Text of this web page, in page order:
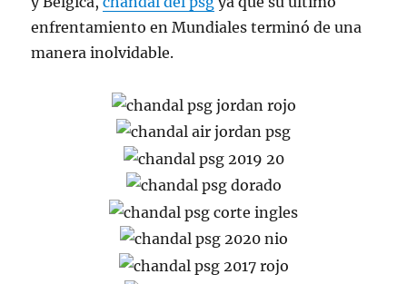
enfrentamiento en Mundiales terminó de una
manera inolvidable.